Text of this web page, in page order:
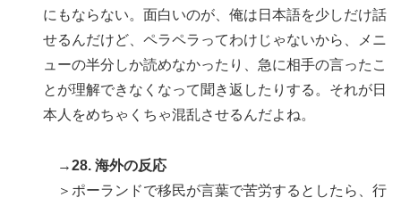
にもならない。面白いのが、俺は日本語を少しだけ話
せるんだけど、ペラペラってわけじゃないから、メニ
ューの半分しか読めなかったり、急に相手の言ったこ
とが理解できなくなって聞き返したりする。それが日
本人をめちゃくちゃ混乱させるんだよね。
→28. 海外の反応
＞ポーランドで移民が言葉で苦労するとしたら、行